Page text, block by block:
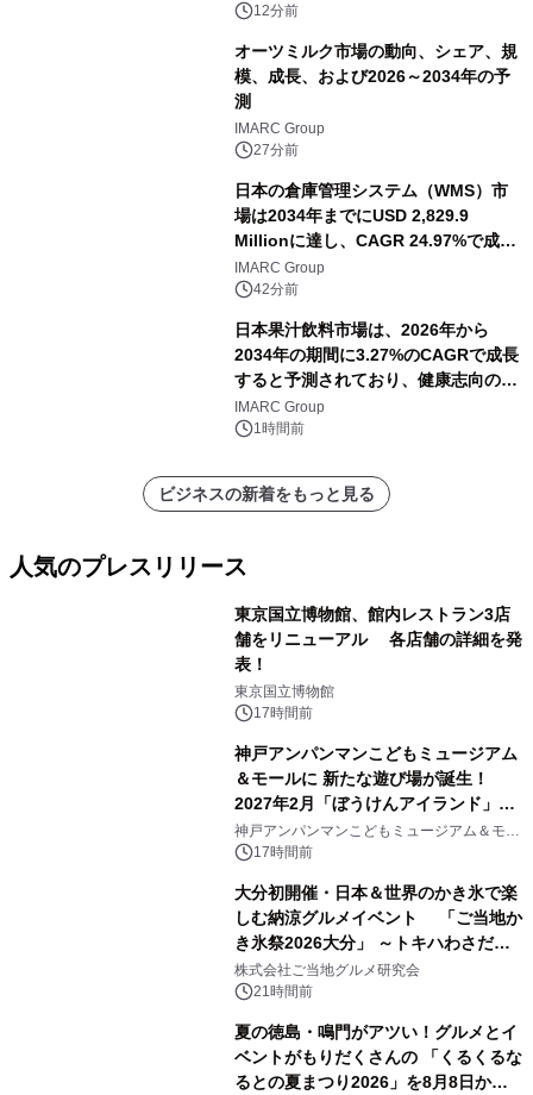
12分前
オーツミルク市場の動向、シェア、規
模、成長、および2026～2034年の予
測
IMARC Group
27分前
日本の倉庫管理システム（WMS）市
場は2034年までにUSD 2,829.9
Millionに達し、CAGR 24.97%で成長
すると予測
IMARC Group
42分前
日本果汁飲料市場は、2026年から
2034年の期間に3.27%のCAGRで成長
すると予測されており、健康志向の消
費の高まりを背景に、2034年までに米
ドル 13 十億に達する見通しです。
IMARC Group
1時間前
ビジネスの新着をもっと見る
人気のプレスリリース
東京国立博物館、館内レストラン3店
舗をリニューアル 各店舗の詳細を発
表！
東京国立博物館
17時間前
神戸アンパンマンこどもミュージアム
＆モールに 新たな遊び場が誕生！
2027年2月「ぼうけんアイランド」が
オープン
神戸アンパンマンこどもミュージアム＆モー
ル 17時間前
大分初開催・日本＆世界のかき氷で楽
しむ納涼グルメイベント 「ご当地か
き氷祭2026大分」 ～トキハわさだタ
ウンで8月21日～31日まで11日間限定
開催～
株式会社ご当地グルメ研究会
21時間前
夏の徳島・鳴門がアツい！グルメとイ
ベントがもりだくさんの 「くるくるな
るとの夏まつり2026」を8月8日から9